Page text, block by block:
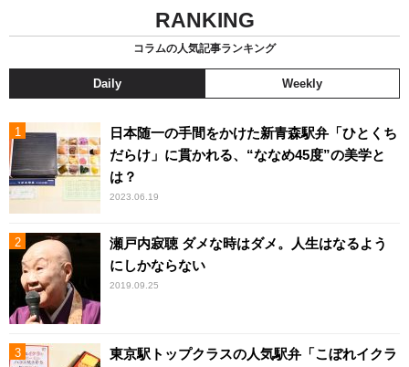
RANKING
コラムの人気記事ランキング
Daily Weekly
日本随一の手間をかけた新青森駅弁「ひとくち
だらけ」に貫かれる、“ななめ45度”の美学と
は？
2023.06.19
瀬戸内寂聴 ダメな時はダメ。人生はなるよう
にしかならない
2019.09.25
東京駅トップクラスの人気駅弁「こぼれイクラ